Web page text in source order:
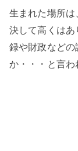
生まれた場所
決して高くは
録や財政など
か・・・と言わ